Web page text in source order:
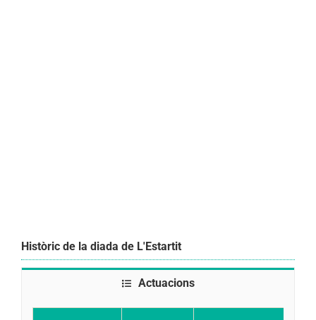
Històric de la diada de L'Estartit
Actuacions